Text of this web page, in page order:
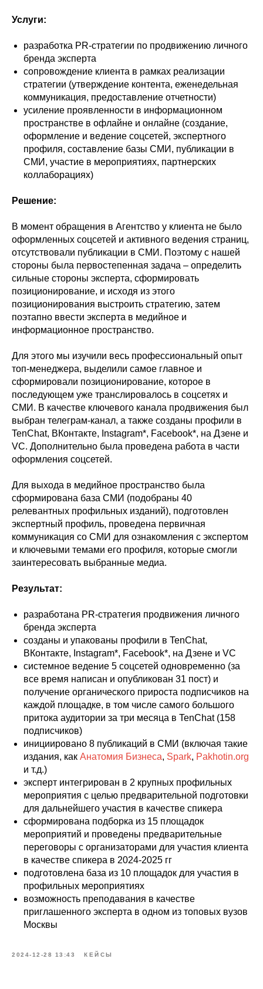
Услуги:
разработка PR-стратегии по продвижению личного
бренда эксперта
сопровождение клиента в рамках реализации
стратегии (утверждение контента, еженедельная
коммуникация, предоставление отчетности)
усиление проявленности в информационном
пространстве в офлайне и онлайне (создание,
оформление и ведение соцсетей, экспертного
профиля, составление базы СМИ, публикации в
СМИ, участие в мероприятиях, партнерских
коллаборациях)
Решение:
В момент обращения в Агентство у клиента не было
оформленных соцсетей и активного ведения страниц,
отсутствовали публикации в СМИ. Поэтому с нашей
стороны была первостепенная задача – определить
сильные стороны эксперта, сформировать
позиционирование, и исходя из этого
позиционирования выстроить стратегию, затем
поэтапно ввести эксперта в медийное и
информационное пространство.
Для этого мы изучили весь профессиональный опыт
топ-менеджера, выделили самое главное и
сформировали позиционирование, которое в
последующем уже транслировалось в соцсетях и
СМИ. В качестве ключевого канала продвижения был
выбран телеграм-канал, а также созданы профили в
TenChat, ВКонтакте, Instagram*, Facebook*, на Дзене и
VC. Дополнительно была проведена работа в части
оформления соцсетей.
Для выхода в медийное пространство была
сформирована база СМИ (подобраны 40
релевантных профильных изданий), подготовлен
экспертный профиль, проведена первичная
коммуникация со СМИ для ознакомления с экспертом
и ключевыми темами его профиля, которые смогли
заинтересовать выбранные медиа.
Результат:
разработана PR-стратегия продвижения личного
бренда эксперта
созданы и упакованы профили в TenChat,
ВКонтакте, Instagram*, Facebook*, на Дзене и VC
системное ведение 5 соцсетей одновременно (за
все время написан и опубликован 31 пост) и
получение органического прироста подписчиков на
каждой площадке, в том числе самого большого
притока аудитории за три месяца в TenChat (158
подписчиков)
инициировано 8 публикаций в СМИ (включая такие
издания, как Анатомия Бизнеса, Spark, Pakhotin.org
и т.д.)
эксперт интегрирован в 2 крупных профильных
мероприятия с целью предварительной подготовки
для дальнейшего участия в качестве спикера
сформирована подборка из 15 площадок
мероприятий и проведены предварительные
переговоры с организаторами для участия клиента
в качестве спикера в 2024-2025 гг
подготовлена база из 10 площадок для участия в
профильных мероприятиях
возможность преподавания в качестве
приглашенного эксперта в одном из топовых вузов
Москвы
2024-12-28 13:43 КЕЙСЫ